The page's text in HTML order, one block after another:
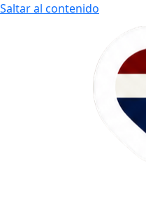
Saltar al contenido